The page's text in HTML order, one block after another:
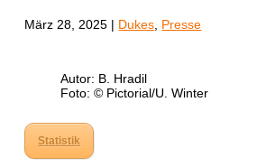
März 28, 2025 | Dukes Presse
Autor: B. Hradil
Foto: © Pictorial/U. Winter
Statistik